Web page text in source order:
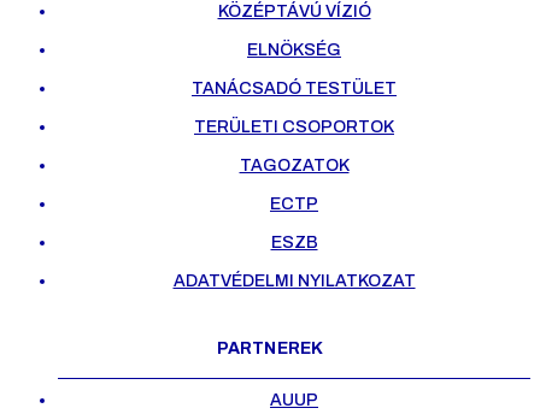
KÖZÉPTÁVÚ VÍZIÓ
ELNÖKSÉG
TANÁCSADÓ TESTÜLET
TERÜLETI CSOPORTOK
TAGOZATOK
ECTP
ESZB
ADATVÉDELMI NYILATKOZAT
PARTNEREK
AUUP